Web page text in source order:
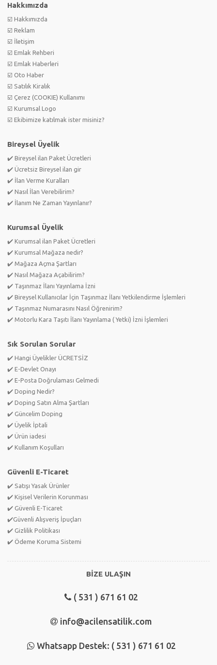
Hakkımızda
☑️ Hakkımızda
☑️ Reklam
☑️ İletişim
☑️ Emlak Rehberi
☑️ Emlak Haberleri
☑️ Oto Haber
☑️ Satılık Kiralık
☑️ Çerez (COOKIE) Kullanımı
☑️ Kurumsal Logo
☑️ Ekibimize katılmak ister misiniz?
Bireysel Üyelik
✔️ Bireysel ilan Paket Ücretleri
✔️ Ücretsiz Bireysel ilan gir
✔️ İlan Verme Kuralları
✔️ Nasıl İlan Verebilirim?
✔️ İlanım Ne Zaman Yayınlanır?
Kurumsal Üyelik
✔️ Kurumsal ilan Paket Ücretleri
✔️ Kurumsal Mağaza nedir?
✔️ Mağaza Açma Şartları
✔️ Nasıl Mağaza Açabilirim?
✔️ Taşınmaz İlanı Yayınlama İzni
✔️ Bireysel Kullanıcılar İçin Taşınmaz İlanı Yetkilendirme İşlemleri
✔️ Taşınmaz Numarasını Nasıl Öğrenirim?
✔️ Motorlu Kara Taşıtı İlanı Yayınlama ( Yetki) İzni İşlemleri
Sık Sorulan Sorular
✔️ Hangi Üyelikler ÜCRETSİZ
✔️ E-Devlet Onayı
✔️ E-Posta Doğrulaması Gelmedi
✔️ Doping Nedir?
✔️ Doping Satın Alma Şartları
✔️ Güncelim Doping
✔️ Üyelik İptali
✔️ Ürün iadesi
✔️ Kullanım Koşulları
Güvenli E-Ticaret
✔️ Satışı Yasak Ürünler
✔️ Kişisel Verilerin Korunması
✔️ Güvenli E-Ticaret
✔️Güvenli Alışveriş İpuçları
✔️ Gizlilik Politikası
✔️ Ödeme Koruma Sistemi
BİZE ULAŞIN
( 531 ) 671 61 02
info@acilensatilik.com
Whatsapp Destek: ( 531 ) 671 61 02